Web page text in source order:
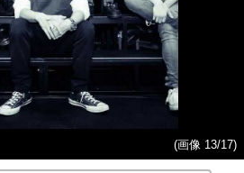
(画像 13/17)